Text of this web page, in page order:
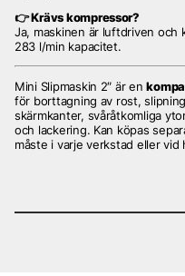
👉 Krävs kompressor?
Ja, maskinen är luftdriven och
283 l/min kapacitet.
Mini Slipmaskin 2″ är en
för borttagning av rost,
skärmkanter, svåråtkomliga
och lackering. Kan köpas
måste i varje verkstad eller vid